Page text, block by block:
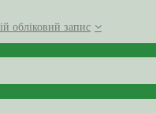
обліковий запис